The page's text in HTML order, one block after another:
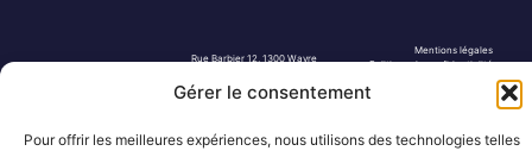
Gérer le consentement
Pour offrir les meilleures expériences, nous utilisons des technologies telles
Rue Barbier 12, 1300 Wavre
Numéro FASE : 11020
Mentions légales
Politique de confidentialité
© 2026 Pôle Hedera, tous droits